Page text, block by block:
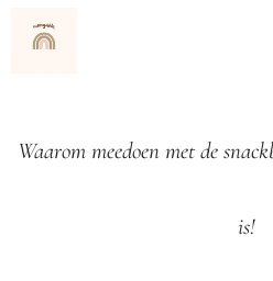
Waarom meedoen met de
is!